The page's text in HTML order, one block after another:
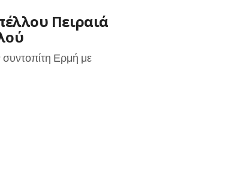
Πειραιά
συντοπίτη Ερμή με